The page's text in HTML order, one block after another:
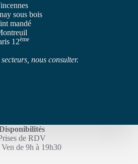
sous bois
mandé
12ème
nous consulter.
de RDV
de 9h à 19h30